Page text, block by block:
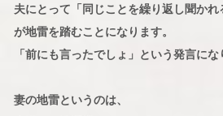
夫にとって「同じことを繰り返し聞かれ
が地雷を踏むことになります。
「前にも言ったでしょ」という発言にな
妻の地雷というのは、